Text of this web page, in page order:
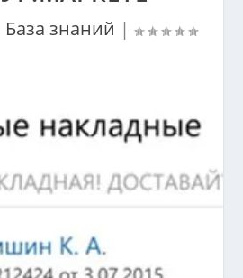
База знаний |